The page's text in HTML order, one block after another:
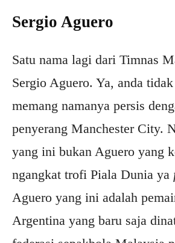
Sergio Aguero
Satu nama lagi dari Timnas
Sergio Aguero. Ya, anda
memang namanya persis
penyerang Manchester City.
yang ini bukan Aguero yang
ngangkat trofi Piala Dunia ya
Aguero yang ini adalah
Argentina yang baru saja